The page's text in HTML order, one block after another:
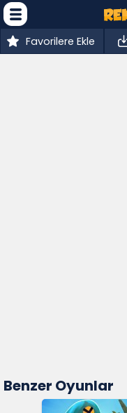
Favorilere Ekle
Benzer Oyunlar